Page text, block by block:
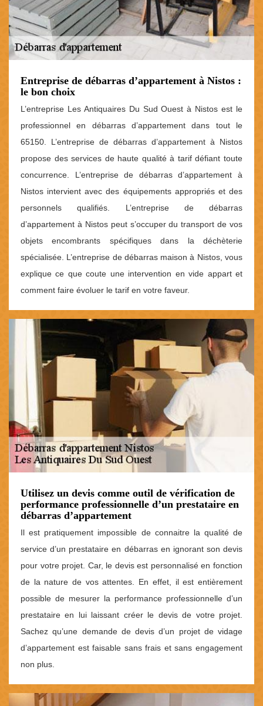
Entreprise de débarras d’appartement à Nistos :
le bon choix
L’entreprise Les Antiquaires Du Sud Ouest à Nistos est le
professionnel en débarras d’appartement dans tout le
65150. L’entreprise de débarras d’appartement à Nistos
propose des services de haute qualité à tarif défiant toute
concurrence. L’entreprise de débarras d’appartement à
Nistos intervient avec des équipements appropriés et des
personnels qualifiés. L’entreprise de débarras
d’appartement à Nistos peut s’occuper du transport de vos
objets encombrants spécifiques dans la déchèterie
spécialisée. L’entreprise de débarras maison à Nistos, vous
explique ce que coute une intervention en vide appart et
comment faire évoluer le tarif en votre faveur.
Utilisez un devis comme outil de vérification de
performance professionnelle d’un prestataire en
débarras d’appartement
Il est pratiquement impossible de connaitre la qualité de
service d’un prestataire en débarras en ignorant son devis
pour votre projet. Car, le devis est personnalisé en fonction
de la nature de vos attentes. En effet, il est entièrement
possible de mesurer la performance professionnelle d’un
prestataire en lui laissant créer le devis de votre projet.
Sachez qu’une demande de devis d’un projet de vidage
d’appartement est faisable sans frais et sans engagement
non plus.